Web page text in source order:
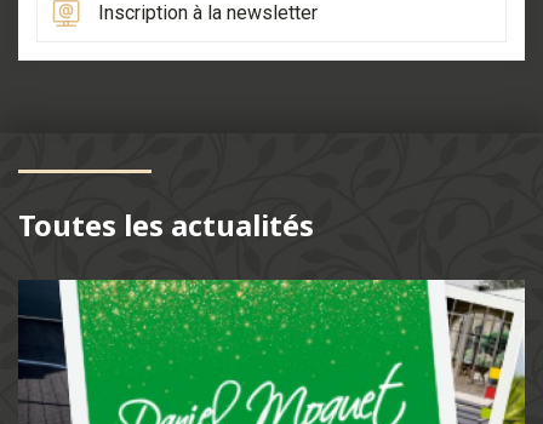
Inscription à la newsletter
Toutes les actualités